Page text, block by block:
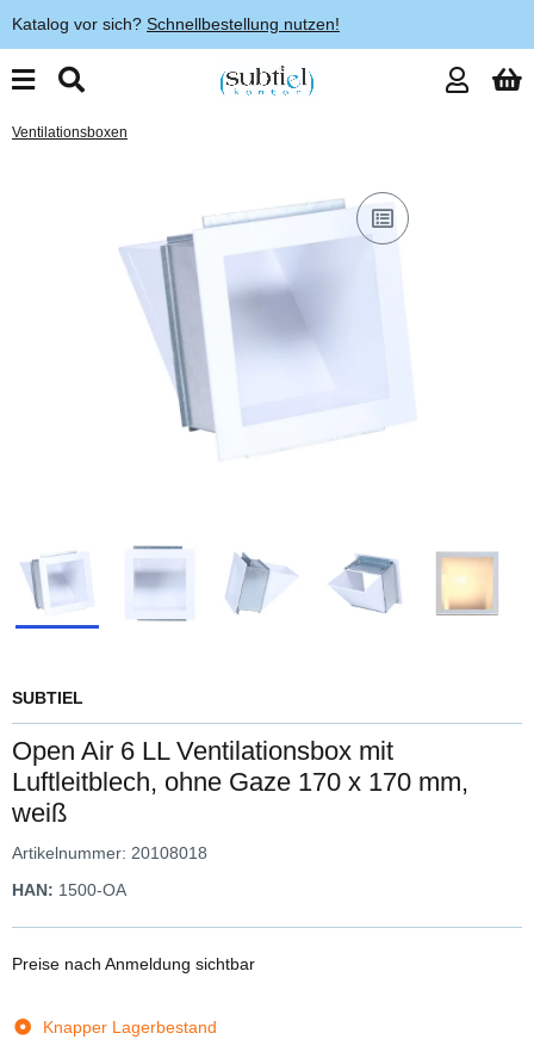
Katalog vor sich? Schnellbestellung nutzen!
Ventilationsboxen
SUBTIEL
Open Air 6 LL Ventilationsbox mit
Luftleitblech, ohne Gaze 170 x 170 mm,
weiß
Artikelnummer: 20108018
HAN: 1500-OA
Preise nach Anmeldung sichtbar
Knapper Lagerbestand